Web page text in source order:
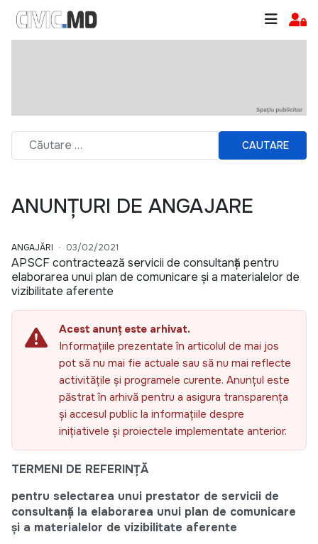
CAUTARE
ANUNȚURI DE ANGAJARE
ANGAJĂRI 03/02/2021
APSCF contractează servicii de consultanță pentru
elaborarea unui plan de comunicare și a materialelor de
vizibilitate aferente
Acest anunț este arhivat.
Informațiile prezentate în articolul de mai jos
pot să nu mai fie actuale sau să nu mai reflecte
activitățile și programele curente. Anunțul este
păstrat în arhivă pentru a asigura transparența
și accesul public la informațiile despre
inițiativele și proiectele implementate anterior.
TERMENI DE REFERINŢĂ
pentru selectarea unui prestator de servicii de
consultanță la elaborarea unui plan de comunicare
și a materialelor de vizibilitate aferente